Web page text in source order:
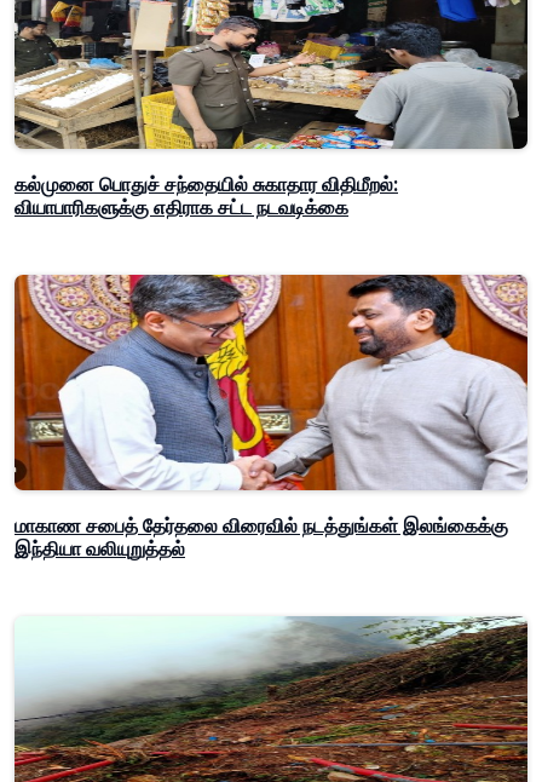
கல்முனை பொதுச் சந்தையில் சுகாதார விதிமீறல்:
வியாபாரிகளுக்கு எதிராக சட்ட நடவடிக்கை
மாகாண சபைத் தேர்தலை விரைவில் நடத்துங்கள் இலங்கைக்கு
இந்தியா வலியுறுத்தல்